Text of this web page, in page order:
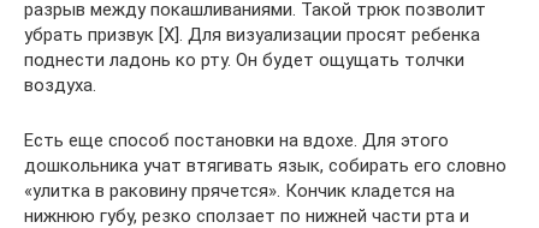
разрыв между покашливаниями. Такой трюк позволит
убрать призвук [Х]. Для визуализации просят ребенка
поднести ладонь ко рту. Он будет ощущать толчки
воздуха.
Есть еще способ постановки на вдохе. Для этого
дошкольника учат втягивать язык, собирать его словно
«улитка в раковину прячется». Кончик кладется на
нижнюю губу, резко сползает по нижней части рта и